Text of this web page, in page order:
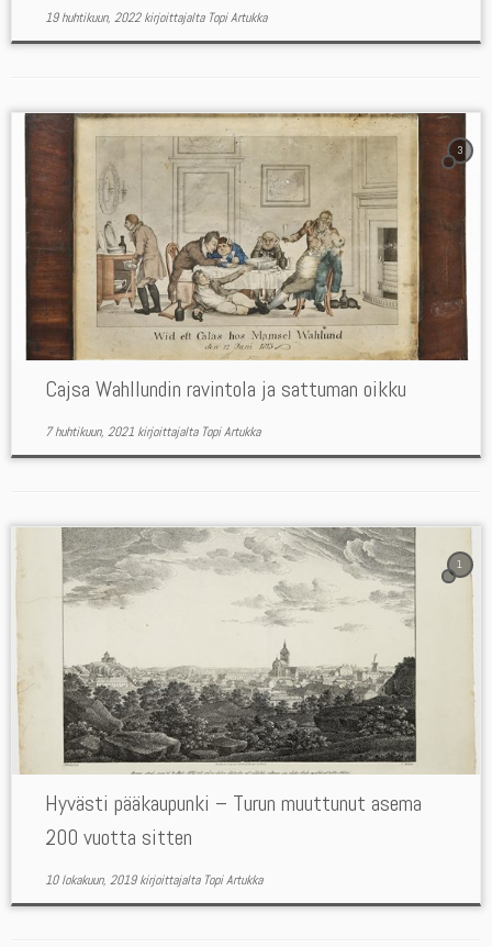
19 huhtikuun, 2022 kirjoittajalta Topi Artukka
3
Cajsa Wahllundin ravintola ja sattuman oikku
7 huhtikuun, 2021 kirjoittajalta Topi Artukka
1
Hyvästi pääkaupunki – Turun muuttunut asema
200 vuotta sitten
10 lokakuun, 2019 kirjoittajalta Topi Artukka